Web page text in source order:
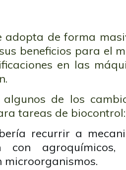
adopta de forma
beneficios para el
en las
algunos de los
tareas de biocontrol:
recurrir a
agroquímicos,